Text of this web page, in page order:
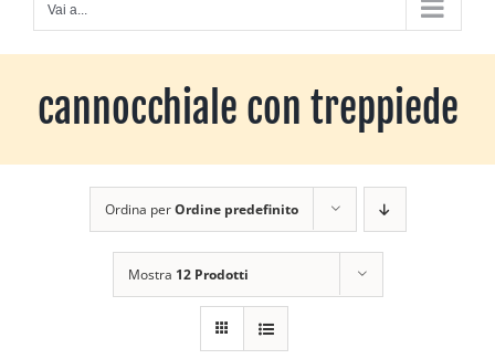
Vai a...
cannocchiale con treppiede
Ordina perOrdine predefinito
Mostra 12 Prodotti